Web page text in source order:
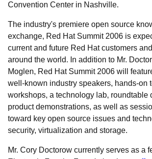
Convention Center in Nashville.
The industry's premiere open source
exchange, Red Hat Summit 2006 is
current and future Red Hat customers
around the world. In addition to Mr.
Moglen, Red Hat Summit 2006 will
well-known industry speakers, hands-on
workshops, a technology lab, roundtable
product demonstrations, as well as
toward key open source issues and
security, virtualization and storage.
Mr. Cory Doctorow currently serves as a